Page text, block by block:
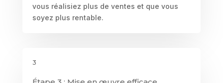
vous réalisiez plus de ventes et que vous
soyez plus rentable.
3